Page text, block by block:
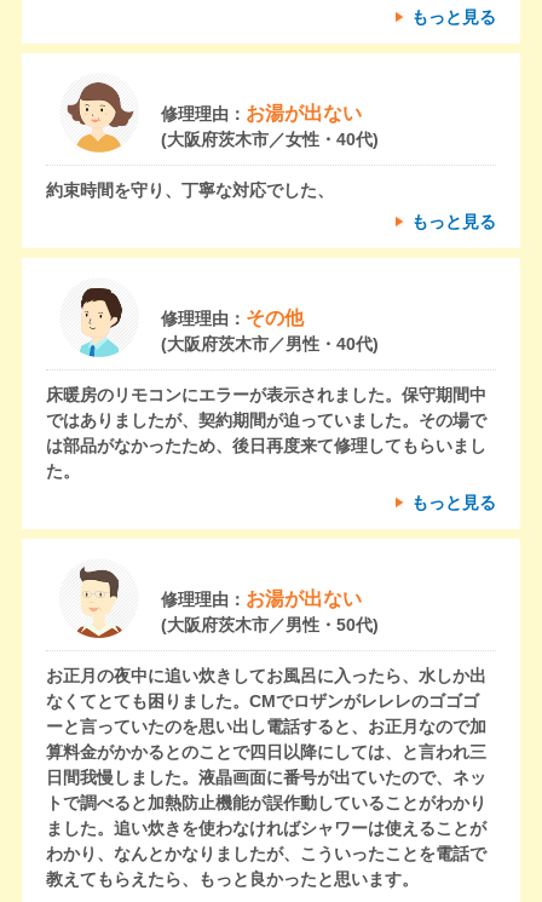
もっと見る
修理理由： お湯が出ない
(大阪府茨木市／女性・40代)
約束時間を守り、丁寧な対応でした、
もっと見る
修理理由： その他
(大阪府茨木市／男性・40代)
床暖房のリモコンにエラーが表示されました。保守期間中
ではありましたが、契約期間が迫っていました。その場で
は部品がなかったため、後日再度来て修理してもらいまし
た。
もっと見る
修理理由： お湯が出ない
(大阪府茨木市／男性・50代)
お正月の夜中に追い炊きしてお風呂に入ったら、水しか出
なくてとても困りました。CMでロザンがレレレのゴゴゴ
ーと言っていたのを思い出し電話すると、お正月なので加
算料金がかかるとのことで四日以降にしては、と言われ三
日間我慢しました。液晶画面に番号が出ていたので、ネッ
トで調べると加熱防止機能が誤作動していることがわかり
ました。追い炊きを使わなければシャワーは使えることが
わかり、なんとかなりましたが、こういったことを電話で
教えてもらえたら、もっと良かったと思います。